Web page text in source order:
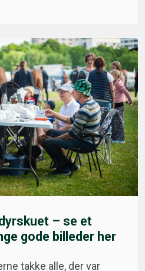
– se et
gode billeder her
takke alle, der var